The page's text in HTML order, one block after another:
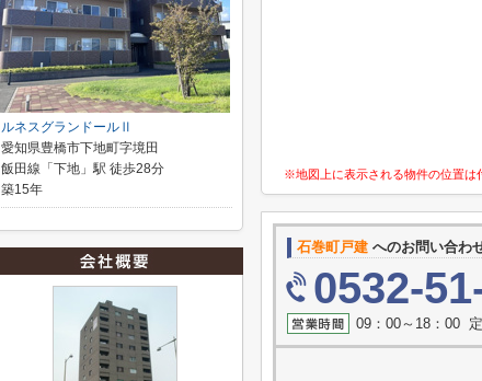
※地図上に表示される物件の位置は
石巻町戸建 へのお問い合わ
0532-
09：00～18：00
ルネスグランドールⅡ
愛知県豊橋市下地町字境田
飯田線「下地」駅 徒歩28分
築15年